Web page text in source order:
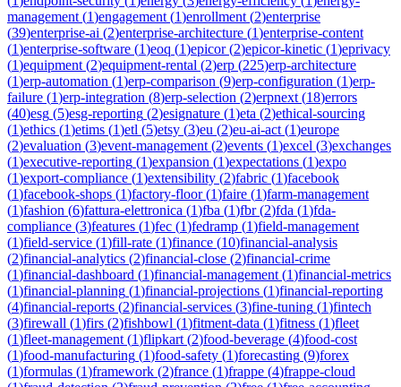
management (1)engagement (1)enrollment (2)enterprise
(39)enterprise-ai (2)enterprise-architecture (1)enterprise-content
(1)enterprise-software (1)eoq (1)epicor(2)epicor-kinetic (1)eprivacy
(1)equipment (2)equipment-rental (2)erp (225)erp-architecture
(1)erp-automation (1)erp-comparison (9)erp-configuration (1)erp-
failure (1)erp-integration (8)erp-selection (2)erpnext (18)errors
(40)esg (5)esg-reporting (2)esignature (1)eta (2)ethical-sourcing
(1)ethics (1)etims (1)etl (5)etsy (3)eu (2)eu-ai-act (1)europe
(2)evaluation (3)event-management (2)events (1)excel (3)exchanges
(1)executive-reporting (1)expansion (1)expectations (1)expo
(1)export-compliance (1)extensibility (2)fabric (1)facebook
(1)facebook-shops (1)factory-floor(1)faire (1)farm-management
(1)fashion (6)fattura-elettronica (1)fba (1)fbr(2)fda (1)fda-
compliance (3)features (1)fec (1)fedramp (1)field-management
(1)field-service (1)fill-rate (1)finance (10)financial-analysis
(2)financial-analytics (2)financial-close (2)financial-crime
(1)financial-dashboard (1)financial-management (1)financial-metrics
(1)financial-planning (1)financial-projections (1)financial-reporting
(4)financial-reports (2)financial-services (3)fine-tuning (1)fintech
(3)firewall (1)firs (2)fishbowl (1)fitment-data (1)fitness (1)fleet
(1)fleet-management (1)flipkart (2)food-beverage (4)food-cost
(1)food-manufacturing (1)food-safety (1)forecasting (9)forex
(1)formulas (1)framework (2)france (1)frappe (4)frappe-cloud